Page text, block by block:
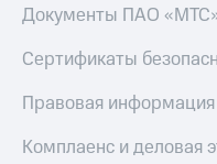
Документы ПАО
Сертификаты
Правовая информация
Комплаенс и деловая